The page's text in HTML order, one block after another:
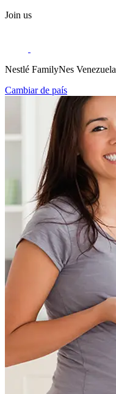
Join us
Nestlé FamilyNes Venezuela
Cambiar de país